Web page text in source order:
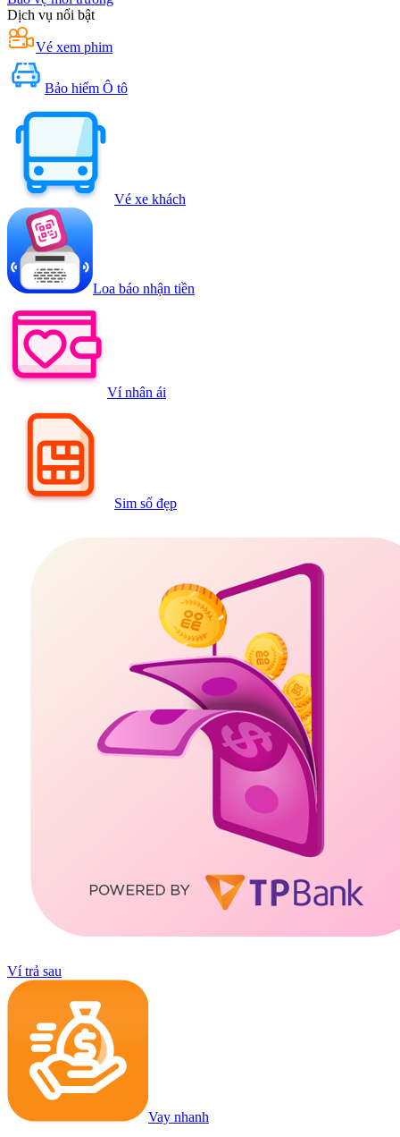
Dịch vụ nổi bật
Vé xem phim
Bảo hiểm Ô tô
Vé xe khách
Loa báo nhận tiền
Ví nhân ái
Sim số đẹp
Ví trả sau
Vay nhanh